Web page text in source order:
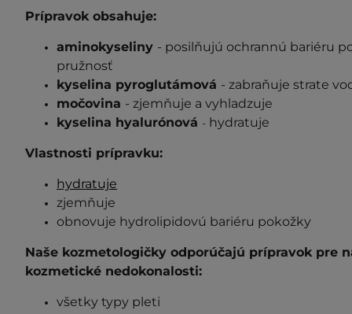
Prípravok obsahuje:
aminokyseliny - posilňujú ochrannú bariéru
pružnosť
kyselina pyroglutámová - zabraňuje strate
močovina - zjemňuje a vyhladzuje
kyselina hyalurónová - hydratuje
Vlastnosti prípravku:
hydratuje
zjemňuje
obnovuje hydrolipidovú bariéru pokožky
Naše kozmetologičky odporúčajú prípravok pre
kozmetické nedokonalosti:
všetky typy pleti